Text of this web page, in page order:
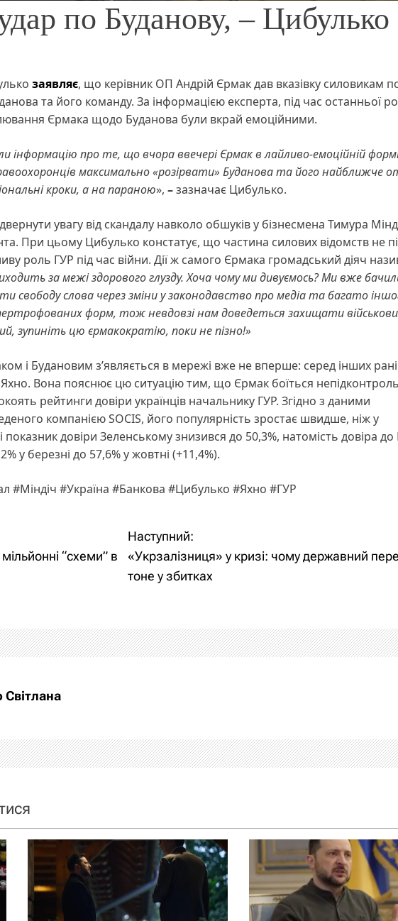
по Буданову, – Цибулько
заявляє, що керівник ОП Андрій Єрмак дав вказівку силовикам
та його команду. За інформацією експерта, під час останньої
Єрмака щодо Буданова були вкрай емоційними.
інформацію про те, що вчора ввечері Єрмак в лайливо-емоційній
максимально «розірвати» Буданова та його найближче
кроки, а на параною», –зазначає Цибулько.
увагу від скандалу навколо обшуків у бізнесмена Тимура
При цьому Цибулько констатує, що частина силових відомств не
роль ГУР під час війни. Дії ж самого Єрмака громадський діяч
за межі здорового глузду. Хоча чому ми дивуємось? Ми вже
свободу слова через зміни у законодавство про медіа та багато
форм, тож невдовзі нам доведеться захищати
зупиніть цю єрмакократію, поки не пізно!»
і Будановим з’являється в мережі вже не вперше: серед інших
Вона пояснює цю ситуацію тим, що Єрмак боїться
рейтинги довіри українців начальнику ГУР. Згідно з даними
компанією SOCIS, його популярність зростає швидше, ніж у
довіри Зеленському знизився до 50,3%, натомість довіра до
у березні до 57,6% у жовтні (+11,4%).
#Міндіч #Україна #Банкова #Цибулько #Яхно #ГУР
“схеми” в
Наступний:
«Укрзалізниця» у кризі: чому державний
тоне у збитках